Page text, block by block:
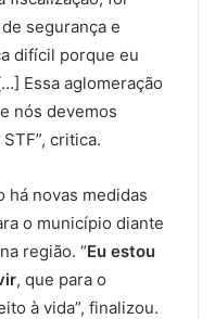
segurança e
difícil porque eu
Essa aglomeração
nós devemos
critica.
há novas medidas
o município diante
região. “Eu estou
, que para o
à vida”, finalizou.